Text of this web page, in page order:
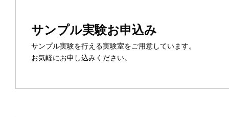
サンプル実験お申込み
サンプル実験を行える実験室をご用意しています。
お気軽にお申し込みください。